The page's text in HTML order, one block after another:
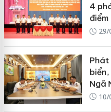
4
điểm
29/
Phát
Ngã
10/